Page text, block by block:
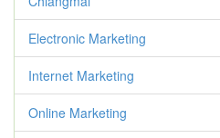
Electronic Marketing
Internet Marketing
Online Marketing